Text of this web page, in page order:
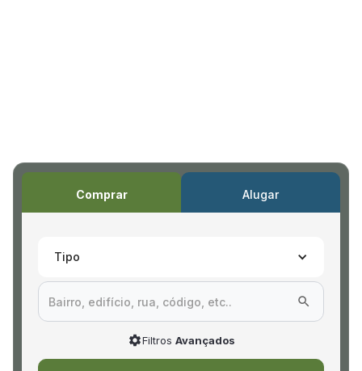
Comprar Alugar
Tipo
Filtros Avançados